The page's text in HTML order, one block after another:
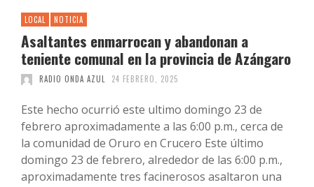
LOCAL NOTICIA
Asaltantes enmarrocan y abandonan a
teniente comunal en la provincia de Azángaro
RADIO ONDA AZUL 24 FEBRERO, 2025
Este hecho ocurrió este ultimo domingo 23 de
febrero aproximadamente a las 6:00 p.m., cerca de
la comunidad de Oruro en Crucero Este último
domingo 23 de febrero, alrededor de las 6:00 p.m.,
aproximadamente tres facinerosos asaltaron una